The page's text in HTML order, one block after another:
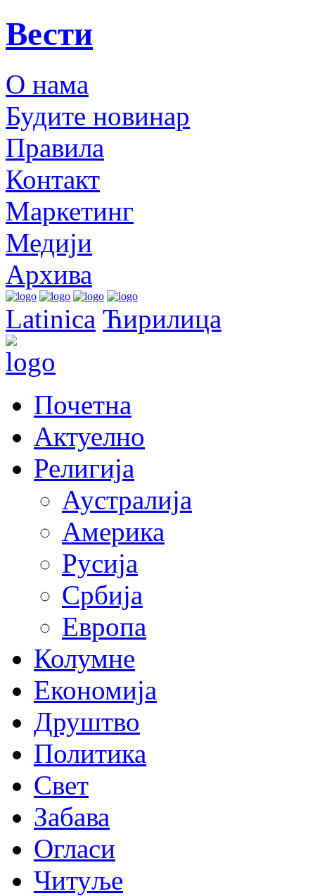
Вести
О нама
Будите новинар
Правила
Контакт
Маркетинг
Медији
Архива
Latinica Ћирилица
Почетна
Актуелно
Религија
Аустралија
Америка
Русија
Србија
Европа
Колумне
Економија
Друштво
Политика
Свет
Забава
Огласи
Читуље